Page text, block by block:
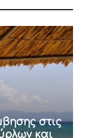
στις
και